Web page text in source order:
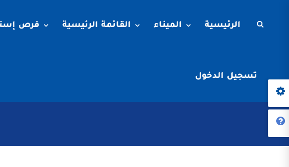
الرئيسية الميناء القائمة الرئيسية فرص
تسجيل الدخول